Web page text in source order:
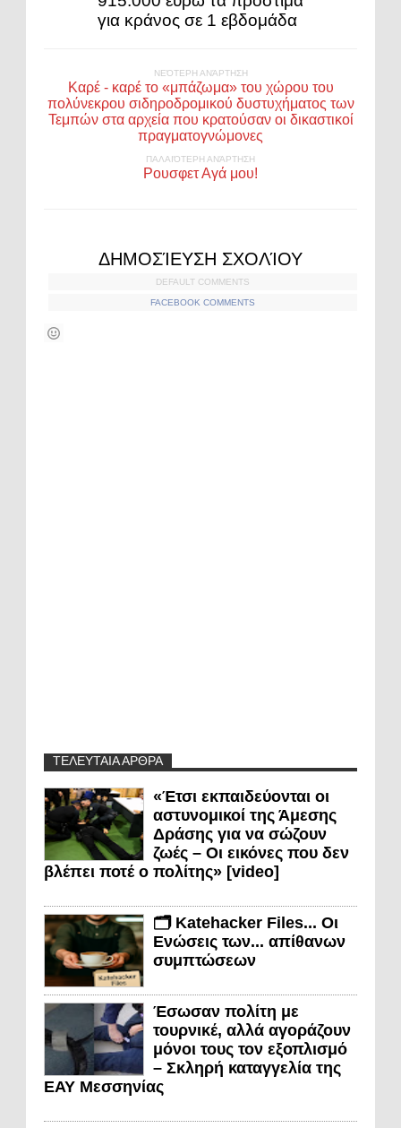
για κράνος σε 1 εβδομάδα
ΝΕΌΤΕΡΗ ΑΝΆΡΤΗΣΗ
Καρέ - καρέ το «μπάζωμα» του χώρου του
πολύνεκρου σιδηροδρομικού δυστυχήματος των
Τεμπών στα αρχεία που κρατούσαν οι δικαστικοί
πραγματογνώμονες
ΠΑΛΑΙΌΤΕΡΗ ΑΝΆΡΤΗΣΗ
Ρουσφετ Αγά μου!
ΔΗΜΟΣΊΕΥΣΗ ΣΧΟΛΊΟΥ
DEFAULT COMMENTS
FACEBOOK COMMENTS
ΤΕΛΕΥΤΑΙΑ ΑΡΘΡΑ
«Έτσι εκπαιδεύονται οι
αστυνομικοί της Άμεσης
Δράσης για να σώζουν
ζωές – Οι εικόνες που δεν
βλέπει ποτέ ο πολίτης» [video]
🗂️ Katehacker Files... Οι
Ενώσεις των... απίθανων
συμπτώσεων
Έσωσαν πολίτη με
τουρνικέ, αλλά αγοράζουν
μόνοι τους τον εξοπλισμό
– Σκληρή καταγγελία της
ΕΑΥ Μεσσηνίας